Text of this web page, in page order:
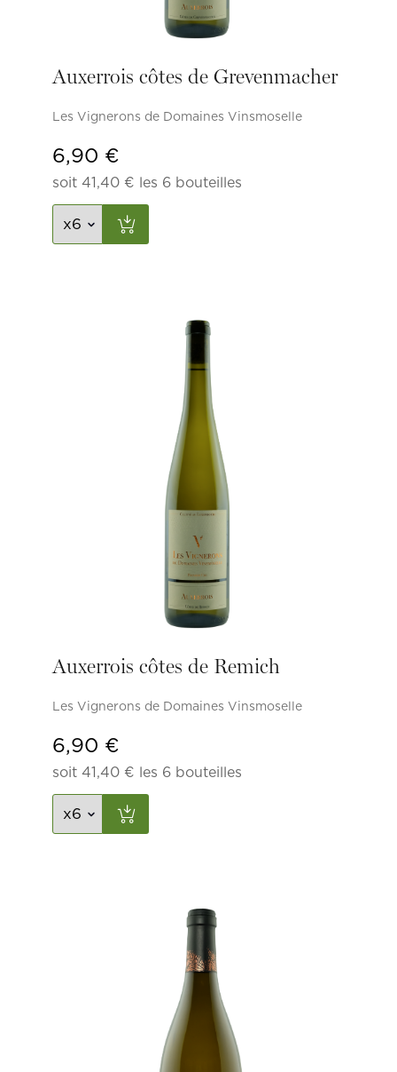
Auxerrois côtes de Grevenmacher
Les Vignerons de Domaines Vinsmoselle
6,90 €
soit 41,40 € les 6 bouteilles
Auxerrois côtes de Remich
Les Vignerons de Domaines Vinsmoselle
6,90 €
soit 41,40 € les 6 bouteilles